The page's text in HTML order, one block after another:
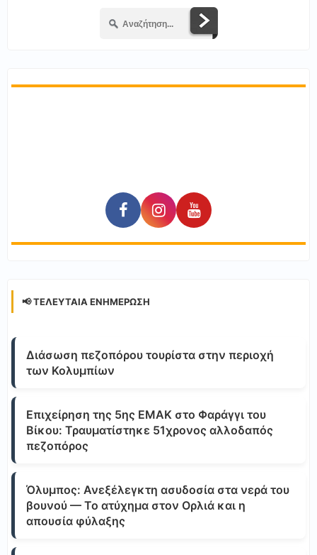
📢 ΤΕΛΕΥΤΑΊΑ ΕΝΗΜΈΡΩΣΗ
Διάσωση πεζοπόρου τουρίστα στην περιοχή
των Κολυμπίων
Επιχείρηση της 5ης ΕΜΑΚ στο Φαράγγι του
Βίκου: Τραυματίστηκε 51χρονος αλλοδαπός
πεζοπόρος
Όλυμπος: Ανεξέλεγκτη ασυδοσία στα νερά του
βουνού — Το ατύχημα στον Ορλιά και η
απουσία φύλαξης